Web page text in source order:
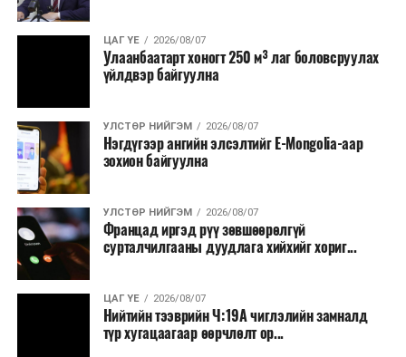
ЦАГ ҮЕ 2026/08/07
Улаанбаатарт хоногт 250 м³ лаг боловсруулах
үйлдвэр байгуулна
УЛСТӨР НИЙГЭМ 2026/08/07
Нэгдүгээр ангийн элсэлтийг E-Mongolia-аар
зохион байгуулна
УЛСТӨР НИЙГЭМ 2026/08/07
Францад иргэд рүү зөвшөөрөлгүй
сурталчилгааны дуудлага хийхийг хориг...
ЦАГ ҮЕ 2026/08/07
Нийтийн тээврийн Ч:19А чиглэлийн замналд
түр хугацаагаар өөрчлөлт ор...